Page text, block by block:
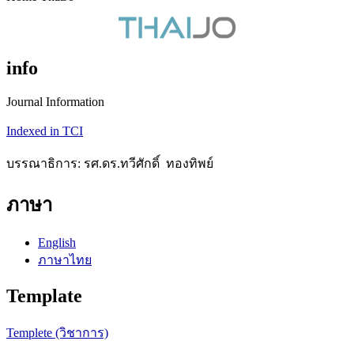
info
Journal Information
Indexed in TCI
บรรณาธิการ: รศ.ดร.ทวีศักดิ์ ทองทิพย์
ภาษา
English
ภาษาไทย
Template
Templete (วิชาการ)